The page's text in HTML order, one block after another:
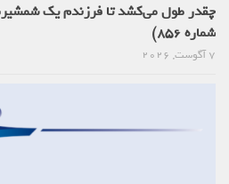
چقدر طول می‌کشد تا فرزندم یک
شماره 856)
7 آگوست, 2026